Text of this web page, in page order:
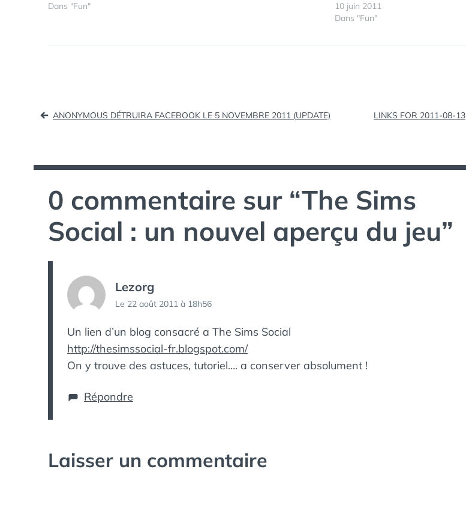
pouvez revoir le trailer du jeu (en
Dans "Fun"
débarquent sur Facebook ! Pas
encore de date de lancement
10 juin 2011
Dans "Fun"
Navigation
l’article
ANONYMOUS DÉTRUIRA FACEBOOK LE 5 NOVEMBRE 2011 (UPDATE) LINKS FOR 2011-08-13
0 commentaire sur “The Sims
Social : un nouvel aperçu du jeu”
Lezorg
Le 22 août 2011 à 18h56
Un lien d’un blog consacré a The Sims Social
http://thesimssocial-fr.blogspot.com/
On y trouve des astuces, tutoriel…. a conserver absolument !
Répondre
Laisser un commentaire